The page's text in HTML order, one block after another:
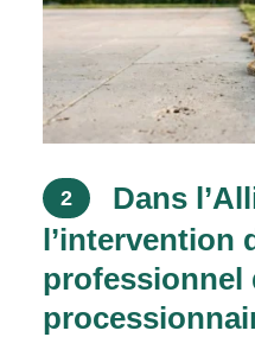
2
Dans
l’intervention
professionnel